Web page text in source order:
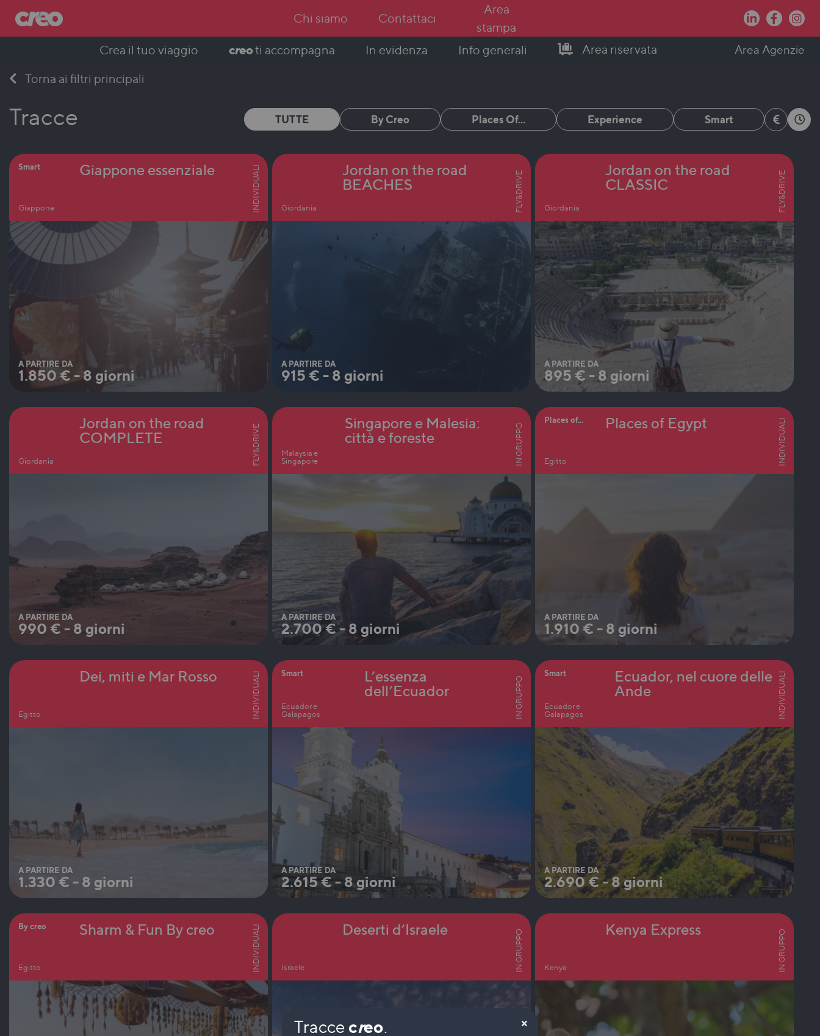
to
Chi siamo Contattaci
Area
stampa
Crea il tuo viaggio
creoti accompagna In evidenza Info generali Area riservata Area Agenzie
Torna ai filtri principali
Tracce TUTTE By Creo Places Of... Experience Smart
Smart
Giappone
Giappone essenziale INDIVIDUALI
A PARTIRE DA
1.850 € -8 giorni
Giordania
Jordan on the road
BEACHES
FLY&DRIVE
A PARTIRE DA
915 € - 8 giorni
Giordania
Jordan on the road
CLASSIC
FLY&DRIVE
A PARTIRE DA
895 € -8 giorni
Giordania
Jordan on the road
COMPLETE
FLY&DRIVE
A PARTIRE DA
990 € - 8 giorni
Malaysia e
Singapore
Singapore e Malesia:
città e foreste
IN GRUPPO
A PARTIRE DA
2.700€- 8 giorni
Places of...
Egitto
Places of Egypt INDIVIDUALI
A PARTIRE DA
1.910 € - 8 giorni
Egitto
Dei, miti e Mar Rosso INDIVIDUALI
A PARTIRE DA
1.330 € - 8 giorni
Smart
Ecuador e
Galapagos
L’essenza
dell’Ecuador
IN GRUPPO
A PARTIRE DA
2.615€ -8 giorni
Smart
Ecuador e
Galapagos
Ecuador, nel cuore delle
Ande
INDIVIDUALI
A PARTIRE DA
2.690€-8 giorni
By creo
Egitto
Sharm & Fun By creo INDIVIDUALI Israele
Deserti d’Israele IN GRUPPO Kenya
Kenya Express IN GRUPPO
Tracce creo. ×